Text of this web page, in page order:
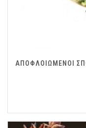
ΑΠΟΦΛΟΙΩΜΕΝΟΙ